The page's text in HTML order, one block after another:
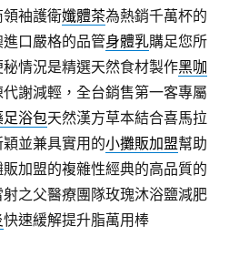
袖護衛孅體茶為熱銷千萬杯的
口嚴格的品管身體乳購足您所
情況是精選天然食材製作黑咖
謝減輕，全台銷售第一客專屬
足浴包天然漢方草本結合喜馬拉
並兼具實用的小攤販加盟幫助
加盟的複雜性經典的高品質的
之父醫療團隊玫瑰沐浴鹽減肥
快速緩解提升脂萬用棒